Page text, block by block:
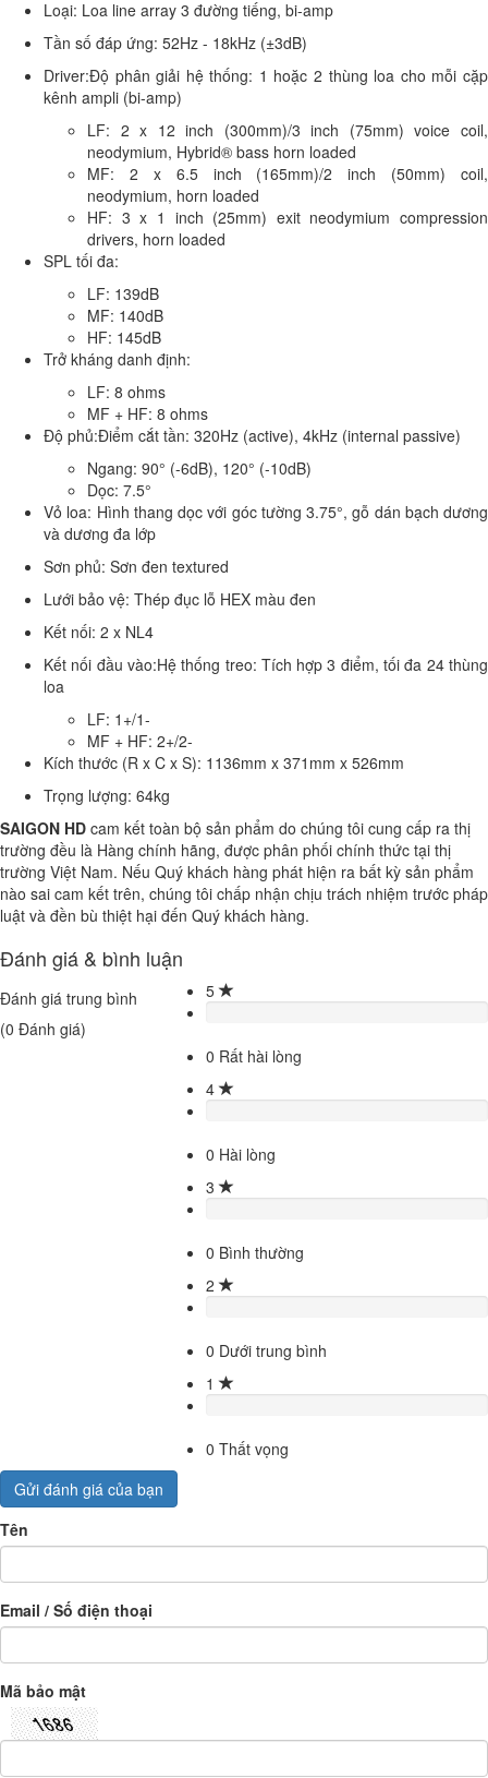
Loại: Loa line array 3 đường tiếng, bi-amp
Tần số đáp ứng: 52Hz - 18kHz (±3dB)
Driver:Độ phân giải hệ thống: 1 hoặc 2 thùng loa cho mỗi cặp
kênh ampli (bi-amp)
LF: 2 x 12 inch (300mm)/3 inch (75mm) voice coil,
neodymium, Hybrid® bass horn loaded
MF: 2 x 6.5 inch (165mm)/2 inch (50mm) coil,
neodymium, horn loaded
HF: 3 x 1 inch (25mm) exit neodymium compression
drivers, horn loaded
SPL tối đa:
LF: 139dB
MF: 140dB
HF: 145dB
Trở kháng danh định:
LF: 8 ohms
MF + HF: 8 ohms
Độ phủ:Điểm cắt tần: 320Hz (active), 4kHz (internal passive)
Ngang: 90° (-6dB), 120° (-10dB)
Dọc: 7.5°
Vỏ loa: Hình thang dọc với góc tường 3.75°, gỗ dán bạch dương
và dương đa lớp
Sơn phủ: Sơn đen textured
Lưới bảo vệ: Thép đục lỗ HEX màu đen
Kết nối: 2 x NL4
Kết nối đầu vào:Hệ thống treo: Tích hợp 3 điểm, tối đa 24 thùng
loa
LF: 1+/1-
MF + HF: 2+/2-
Kích thước (R x C x S): 1136mm x 371mm x 526mm
Trọng lượng: 64kg
SAIGON HD cam kết toàn bộ sản phẩm do chúng tôi cung cấp ra thị
trường đều là Hàng chính hãng, được phân phối chính thức tại thị
trường Việt Nam. Nếu Quý khách hàng phát hiện ra bất kỳ sản phẩm
nào sai cam kết trên, chúng tôi chấp nhận chịu trách nhiệm trước pháp
luật và đền bù thiệt hại đến Quý khách hàng.
Đánh giá & bình luận
Đánh giá trung bình
(0 Đánh giá)
5
0 Rất hài lòng
4
0 Hài lòng
3
0 Bình thường
2
0 Dưới trung bình
1
0 Thất vọng
Gửi đánh giá của bạn
Tên
Email / Số điện thoại
Mã bảo mật